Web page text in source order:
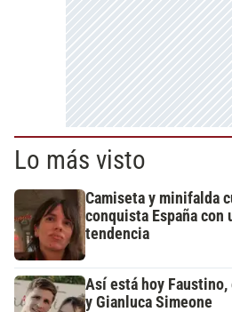
Lo más visto
Camiseta y minifalda
conquista España
tendencia
Así está hoy
y Gianluca Simeone